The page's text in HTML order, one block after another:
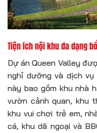
Tiện ích nội khu đa dạng
Dự án Queen Valley
nghỉ dưỡng và dịch vụ
này bao gồm khu nhà
vườn cảnh quan, khu
khu vui chơi trẻ em,
cá, khu dã ngoại và